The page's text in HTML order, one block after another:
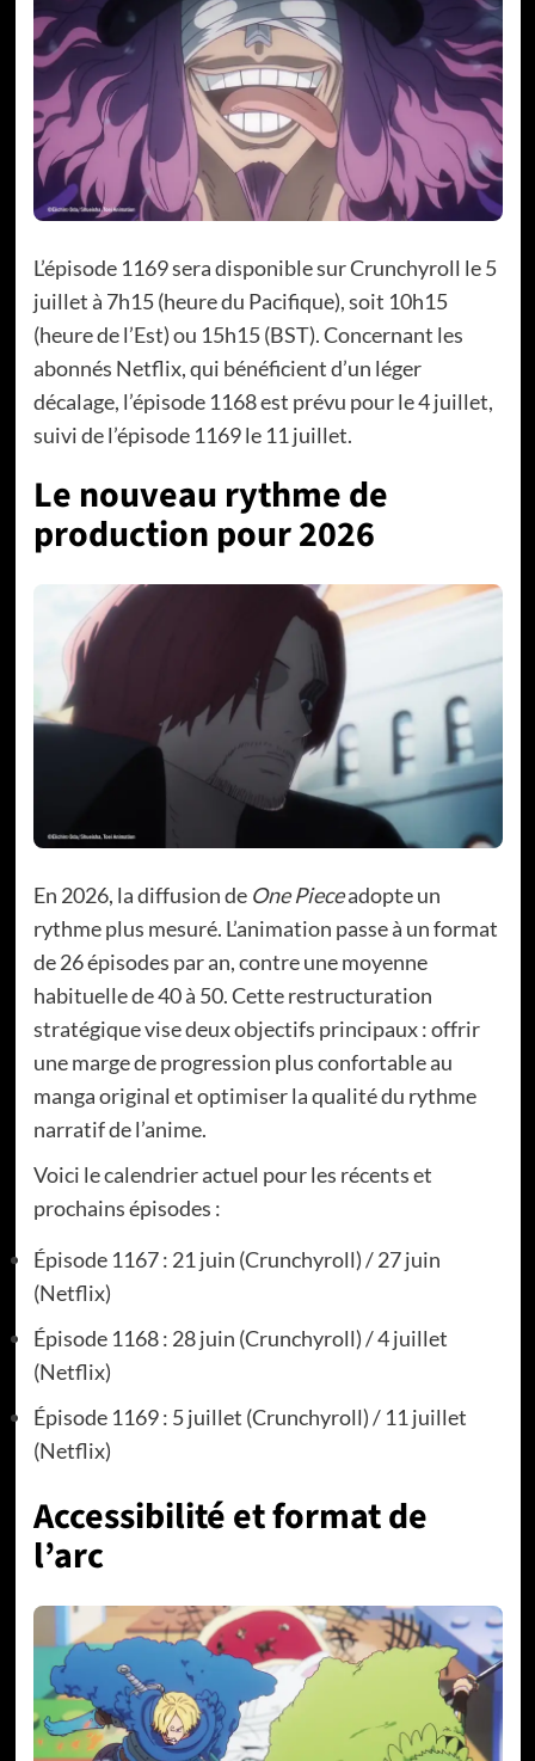
L’épisode 1169 sera disponible sur Crunchyroll le 5
juillet à 7h15 (heure du Pacifique), soit 10h15
(heure de l’Est) ou 15h15 (BST). Concernant les
abonnés Netflix, qui bénéficient d’un léger
décalage, l’épisode 1168 est prévu pour le 4 juillet,
suivi de l’épisode 1169 le 11 juillet.
Le nouveau rythme de
production pour 2026
En 2026, la diffusion de One Pieceadopte un
rythme plus mesuré. L’animation passe à un format
de 26 épisodes par an, contre une moyenne
habituelle de 40 à 50. Cette restructuration
stratégique vise deux objectifs principaux : offrir
une marge de progression plus confortable au
manga original et optimiser la qualité du rythme
narratif de l’anime.
Voici le calendrier actuel pour les récents et
prochains épisodes :
Épisode 1167 : 21 juin (Crunchyroll) / 27 juin
(Netflix)
Épisode 1168 : 28 juin (Crunchyroll) / 4 juillet
(Netflix)
Épisode 1169 : 5 juillet (Crunchyroll) / 11 juillet
(Netflix)
Accessibilité et format de
l’arc